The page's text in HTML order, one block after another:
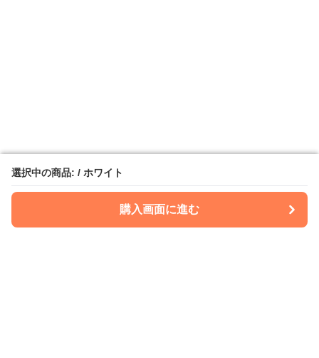
選択中の商品: / ホワイト
購入画面に進む
選択中の商品: / ホワイト
購入画面に進む